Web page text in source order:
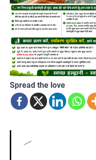
Spread the love